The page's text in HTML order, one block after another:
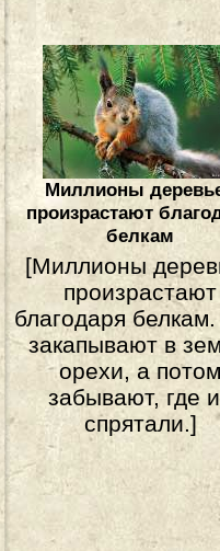
Миллионы
произрастают
белкам
[Миллионы
произрастают
благодаря
закапывают в
орехи, а
забывают, где
спрятали.]